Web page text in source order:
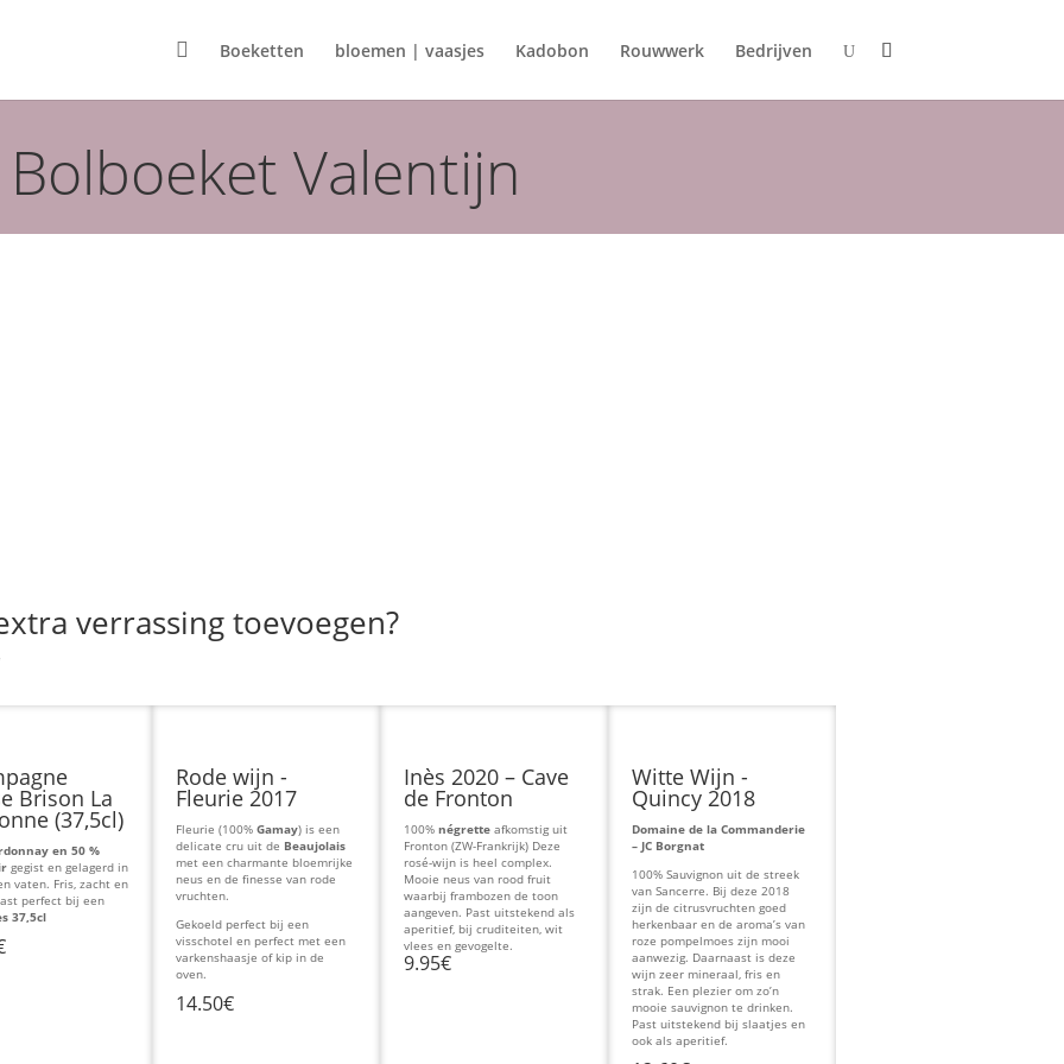
 Boeketten bloemen | vaasjes Kadobon Rouwwerk Bedrijven U
Bolboeket Valentijn
verrassing toevoegen?
Brison La
(37,5cl)
en 50 %
gegist en gelagerd in
vaten. Fris, zacht en
perfect bij een
37,5cl
Rode wijn -
Fleurie 2017
Fleurie (100% Gamay) is een
delicate cru uit de Beaujolais
met een charmante bloemrijke
neus en de finesse van rode
vruchten.
Gekoeld perfect bij een
visschotel en perfect met een
varkenshaasje of kip in de
oven.
14.50€
Inès 2020 – Cave
de Fronton
100% négrette afkomstig uit
Fronton (ZW-Frankrijk) Deze
rosé-wijn is heel complex.
Mooie neus van rood fruit
waarbij frambozen de toon
aangeven. Past uitstekend als
aperitief, bij cruditeiten, wit
vlees en gevogelte.
9.95€
Witte Wijn -
Quincy 2018
Domaine de la Commanderie
– JC Borgnat
100% Sauvignon uit de streek
van Sancerre. Bij deze 2018
zijn de citrusvruchten goed
herkenbaar en de aroma’s van
roze pompelmoes zijn mooi
aanwezig. Daarnaast is deze
wijn zeer mineraal, fris en
strak. Een plezier om zo’n
mooie sauvignon te drinken.
Past uitstekend bij slaatjes en
ook als aperitief.